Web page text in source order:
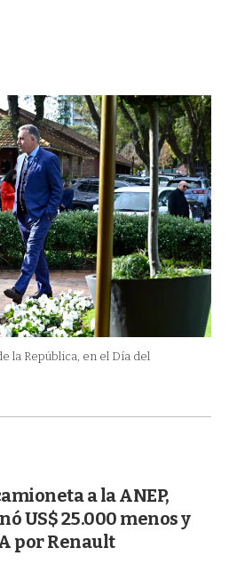
la República, en el Día del
a la ANEP,
US$ 25.000 menos y
por Renault